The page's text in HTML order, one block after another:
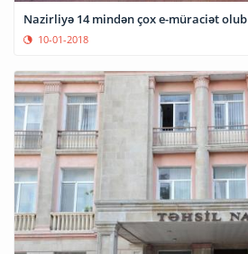
Nazirliyə 14 mindən çox e-müraciət olub
10-01-2018